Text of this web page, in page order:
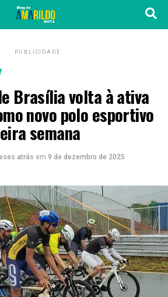
PUBLICIDADE
Brasília volta à ativa
novo polo esportivo
semana
atrás em 9 de dezembro de 2025